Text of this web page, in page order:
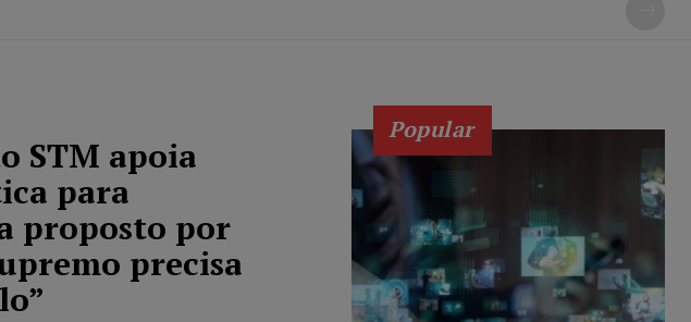
STM apoia
para
proposto por
precisa
Popular